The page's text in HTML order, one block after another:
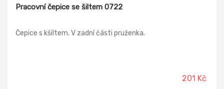
Pracovní čepice se šiltem 0722
Čepice s kšiltem. V zadní části pruženka.
201 Kč